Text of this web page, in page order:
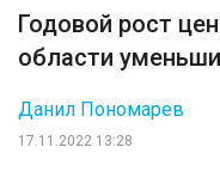
Годовой рост
области
17.11.2022 13:28
Данил Пономарев